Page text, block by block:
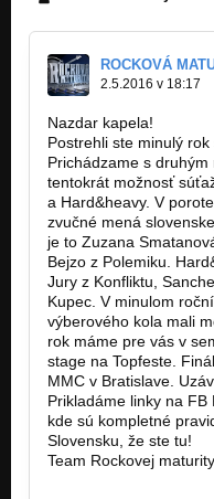
ROCKOVÁ
2.5.2016 v 18:17
Nazdar kapela!
Postrehli ste minulý
Prichádzame s
tentokrát možnosť
a Hard&heavy. V
zvučné mená
je to Zuzana
Bejzo z Polemiku.
Jury z Konfliktu,
Kupec. V minulom
výberového kola mali
rok máme pre vás v
stage na Topfeste.
MMC v Bratislave.
Prikladáme linky na
kde sú kompletné
Slovensku, že ste tu!
Team Rockovej maturity